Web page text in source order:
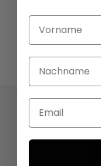
Vorname
Nachname
Email